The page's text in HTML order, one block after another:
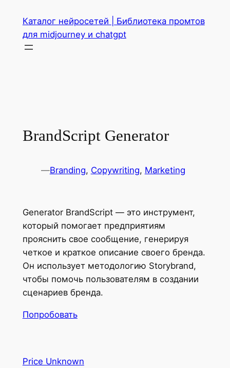
содержимому
Каталог нейросетей | Библиотека промтов
для midjourney и chatgpt
BrandScript Generator
—Branding, Copywriting, Marketing
Generator BrandScript — это инструмент,
который помогает предприятиям
прояснить свое сообщение, генерируя
четкое и краткое описание своего бренда.
Он использует методологию Storybrand,
чтобы помочь пользователям в создании
сценариев бренда.
Попробовать
Price Unknown